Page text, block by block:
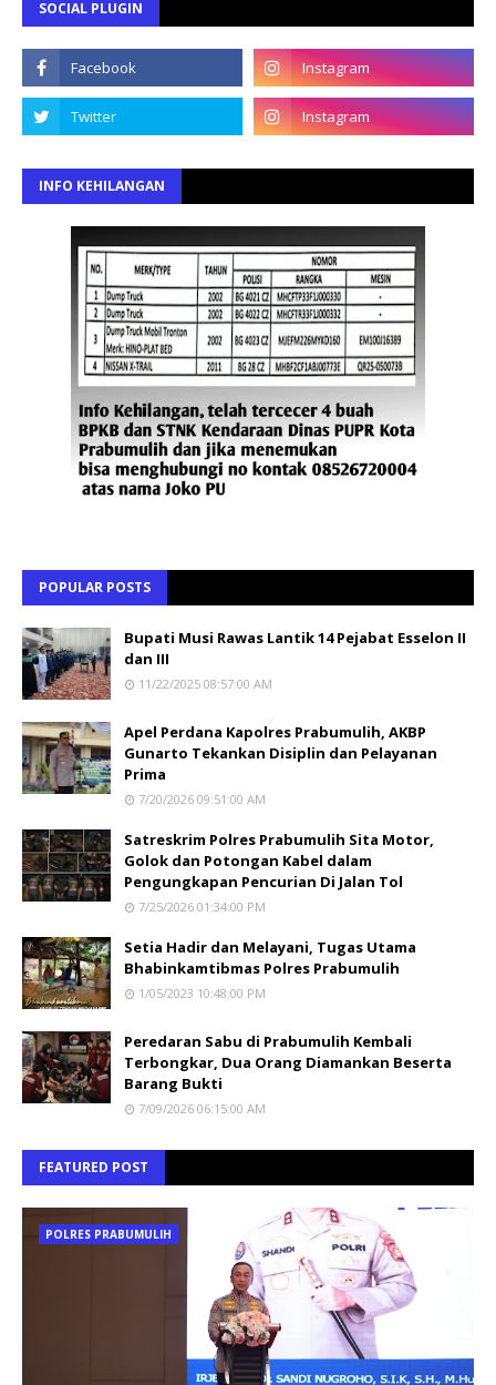
SOCIAL PLUGIN
INFO KEHILANGAN
POPULAR POSTS
Bupati Musi Rawas Lantik 14 Pejabat Esselon II
dan III
11/22/2025 08:57:00 AM
Apel Perdana Kapolres Prabumulih, AKBP
Gunarto Tekankan Disiplin dan Pelayanan
Prima
7/20/2026 09:51:00 AM
Satreskrim Polres Prabumulih Sita Motor,
Golok dan Potongan Kabel dalam
Pengungkapan Pencurian Di Jalan Tol
7/25/2026 01:34:00 PM
Setia Hadir dan Melayani, Tugas Utama
Bhabinkamtibmas Polres Prabumulih
1/05/2023 10:48:00 PM
Peredaran Sabu di Prabumulih Kembali
Terbongkar, Dua Orang Diamankan Beserta
Barang Bukti
7/09/2026 06:15:00 AM
FEATURED POST
POLRES PRABUMULIH